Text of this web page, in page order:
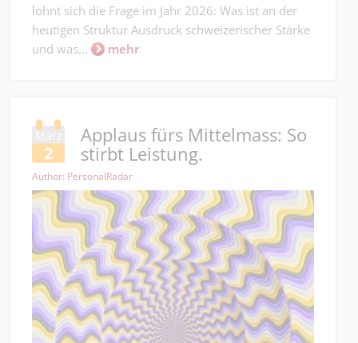
lohnt sich die Frage im Jahr 2026: Was ist an der
heutigen Struktur Ausdruck schweizerischer Stärke
und was...
mehr
März
2
Applaus fürs Mittelmass: So
stirbt Leistung.
Author: PersonalRadar